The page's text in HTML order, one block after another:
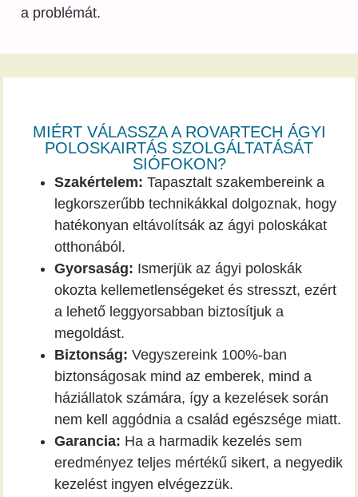
a problémát.
MIÉRT VÁLASSZA A ROVARTECH ÁGYI
POLOSKAIRTÁS SZOLGÁLTATÁSÁT
SIÓFOKON?
Szakértelem: Tapasztalt szakembereink a
legkorszerűbb technikákkal dolgoznak, hogy
hatékonyan eltávolítsák az ágyi poloskákat
otthonából.
Gyorsaság: Ismerjük az ágyi poloskák
okozta kellemetlenségeket és stresszt, ezért
a lehető leggyorsabban biztosítjuk a
megoldást.
Biztonság: Vegyszereink 100%-ban
biztonságosak mind az emberek, mind a
háziállatok számára, így a kezelések során
nem kell aggódnia a család egészsége miatt.
Garancia: Ha a harmadik kezelés sem
eredményez teljes mértékű sikert, a negyedik
kezelést ingyen elvégezzük.